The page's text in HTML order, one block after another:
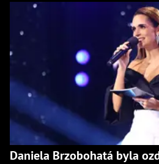
Daniela Brzobohatá byla